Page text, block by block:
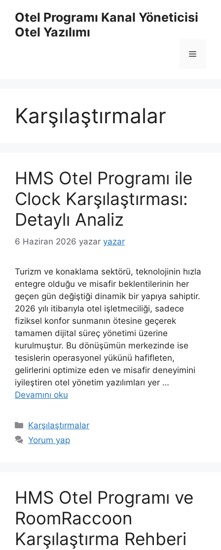
Otel Programı Kanal Yöneticisi
Otel Yazılımı
Menü
Karşılaştırmalar
HMS Otel Programı ile
Clock Karşılaştırması:
Detaylı Analiz
6 Haziran 2026 yazar yazar
Turizm ve konaklama sektörü, teknolojinin hızla
entegre olduğu ve misafir beklentilerinin her
geçen gün değiştiği dinamik bir yapıya sahiptir.
2026 yılı itibarıyla otel işletmeciliği, sadece
fiziksel konfor sunmanın ötesine geçerek
tamamen dijital süreç yönetimi üzerine
kurulmuştur. Bu dönüşümün merkezinde ise
tesislerin operasyonel yükünü hafifleten,
gelirlerini optimize eden ve misafir deneyimini
iyileştiren otel yönetim yazılımları yer …
Devamını oku
Kategoriler
Karşılaştırmalar
Yorum yap
HMS Otel Programı ve
RoomRaccoon
Karşılaştırma Rehberi